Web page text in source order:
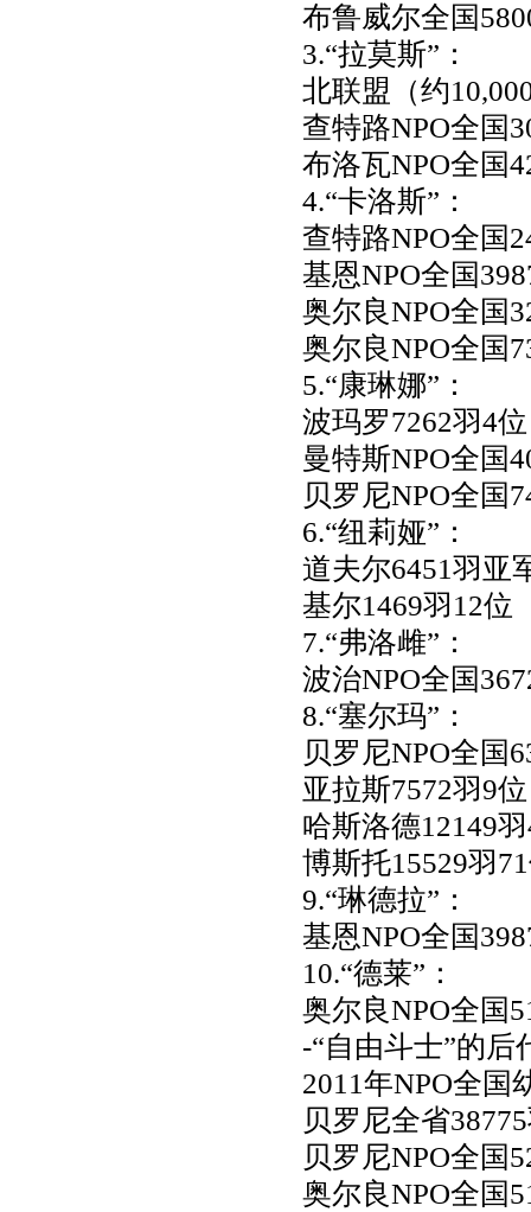
布鲁威尔全国
3.“拉莫斯”：
北联盟（约
查特路NPO全国
布洛瓦NPO全国
4.“卡洛斯”：
查特路NPO全国
基恩NPO全国
奥尔良NPO全国
奥尔良NPO全国
5.“康琳娜”：
波玛罗7262羽4位
曼特斯NPO全国
贝罗尼NPO全国
6.“纽莉娅”：
道夫尔6451羽亚
基尔1469羽12位
7.“弗洛雌”：
波治NPO全国
8.“塞尔玛”：
贝罗尼NPO全国
亚拉斯7572羽9位
哈斯洛德12149
博斯托15529羽
9.“琳德拉”：
基恩NPO全国
10.“德莱”：
奥尔良NPO全国
-“自由斗士”的
2011年NPO全
贝罗尼全省
贝罗尼NPO全国
奥尔良NPO全国